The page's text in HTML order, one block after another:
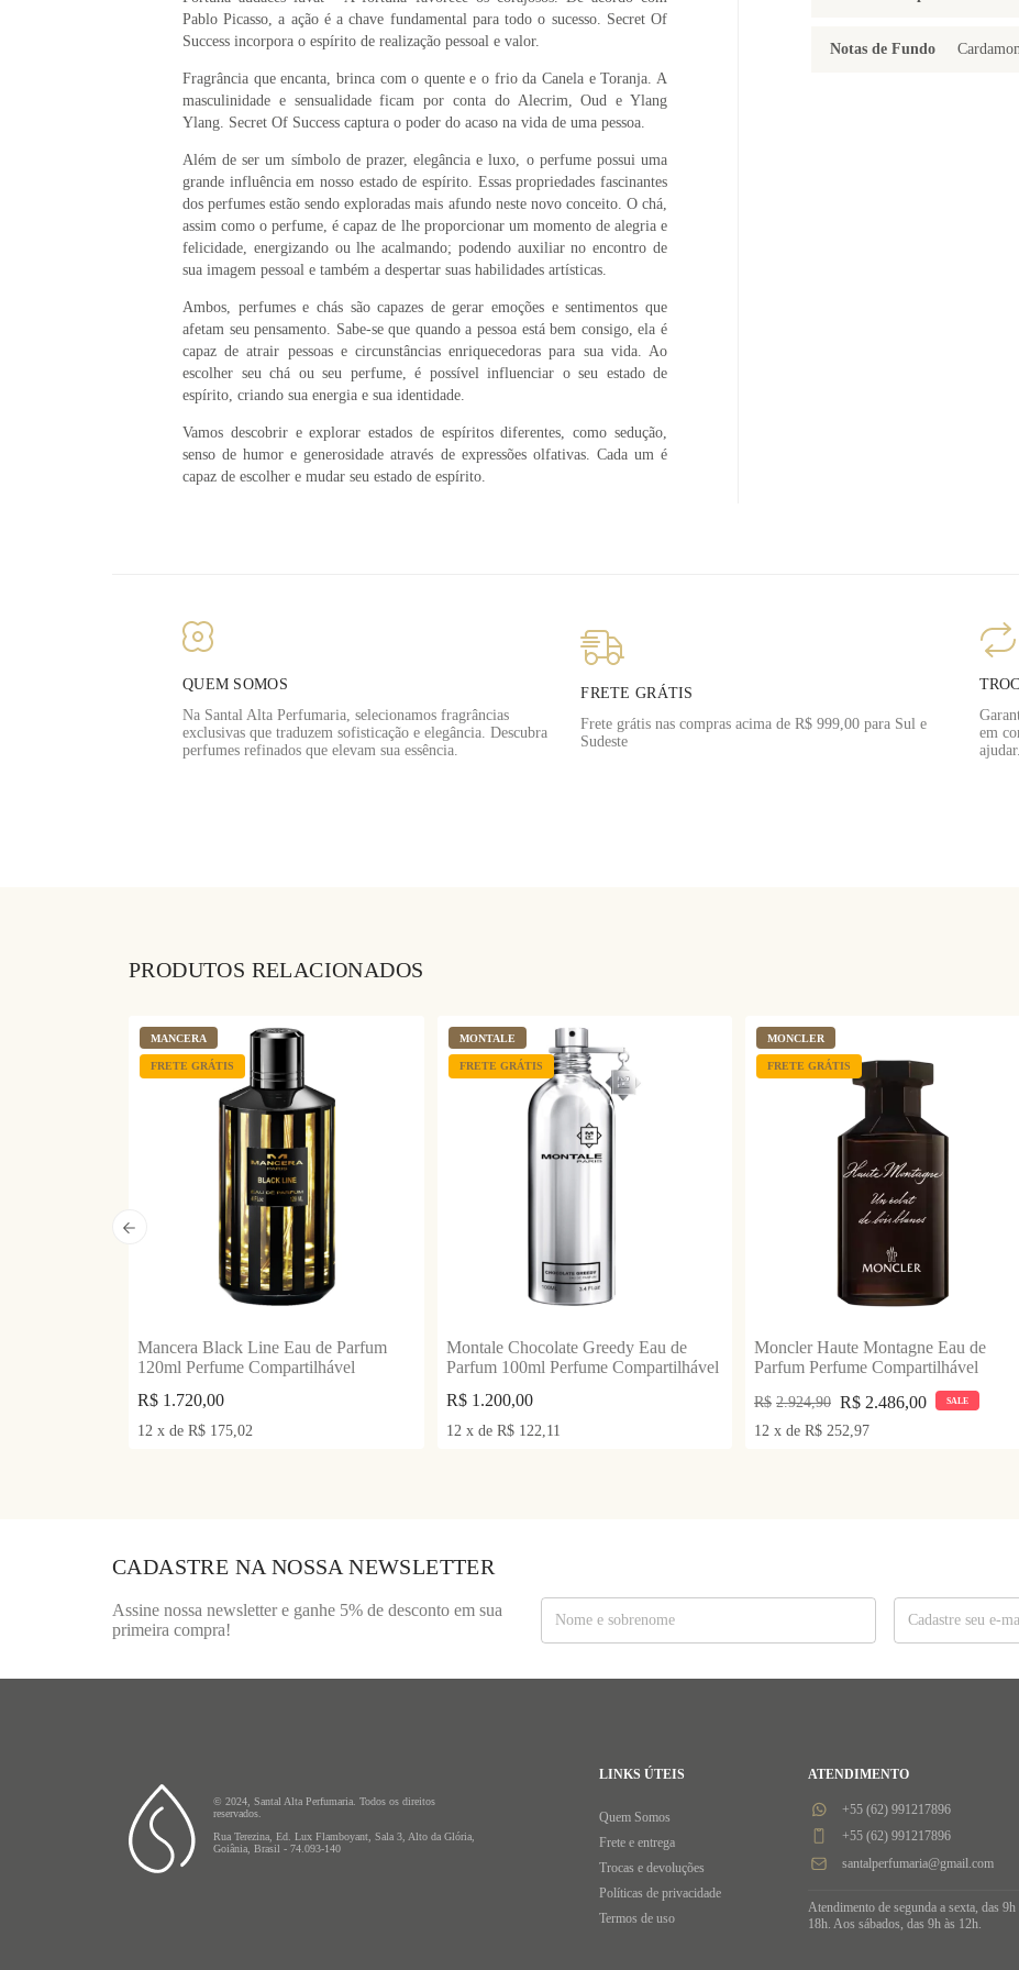
Pablo Picasso, a ação é a chave fundamental para todo o sucesso. Secret Of
Success incorpora o espírito de realização pessoal e valor.
Fragrância que encanta, brinca com o quente e o frio da Canela e Toranja. A
masculinidade e sensualidade ficam por conta do Alecrim, Oud e Ylang
Ylang. Secret Of Success captura o poder do acaso na vida de uma pessoa.
Além de ser um símbolo de prazer, elegância e luxo, o perfume possui uma
grande influência em nosso estado de espírito. Essas propriedades fascinantes
dos perfumes estão sendo exploradas mais afundo neste novo conceito. O chá,
assim como o perfume, é capaz de lhe proporcionar um momento de alegria e
felicidade, energizando ou lhe acalmando; podendo auxiliar no encontro de
sua imagem pessoal e também a despertar suas habilidades artísticas.
Ambos, perfumes e chás são capazes de gerar emoções e sentimentos que
afetam seu pensamento. Sabe-se que quando a pessoa está bem consigo, ela é
capaz de atrair pessoas e circunstâncias enriquecedoras para sua vida. Ao
escolher seu chá ou seu perfume, é possível influenciar o seu estado de
espírito, criando sua energia e sua identidade.
Vamos descobrir e explorar estados de espíritos diferentes, como sedução,
senso de humor e generosidade através de expressões olfativas. Cada um é
capaz de escolher e mudar seu estado de espírito.
Notas de Fundo
QUEM SOMOS
Na Santal Alta Perfumaria, selecionamos fragrâncias
exclusivas que traduzem sofisticação e elegância. Descubra
perfumes refinados que elevam sua essência.
FRETE GRÁTIS
Frete grátis nas compras acima de R$ 999,00 para Sul e
Sudeste
em
ajudar.
PRODUTOS RELACIONADOS
FRETE GRÁTIS
MANCERA
Mancera Black Line Eau de Parfum
120ml Perfume Compartilhável
R$ 1.720,00
12 x de R$ 175,02
FRETE GRÁTIS
MONTALE
Montale Chocolate Greedy Eau de
Parfum 100ml Perfume Compartilhável
R$ 1.200,00
12 x de R$ 122,11
FRETE GRÁTIS
MONCLER
Moncler Haute Montagne Eau de
Parfum Perfume Compartilhável
R$ 2.486,00 SALE
R$ 2.924,90
12 x de R$ 252,97
CADASTRE NA NOSSA NEWSLETTER
Assine nossa newsletter e ganhe 5% de desconto em sua
primeira compra!
© 2024, Santal Alta Perfumaria. Todos os direitos
reservados.
Rua Terezina, Ed. Lux Flamboyant, Sala 3, Alto da Glória,
Goiânia, Brasil - 74.093-140
LINKS ÚTEIS
Quem Somos
Frete e entrega
Trocas e devoluções
Políticas de privacidade
Termos de uso
ATENDIMENTO
+55 (62) 991217896
+55 (62) 991217896
santalperfumaria@gmail.com
Atendimento de segunda a sexta, das 9h
18h. Aos sábados, das 9h às 12h.